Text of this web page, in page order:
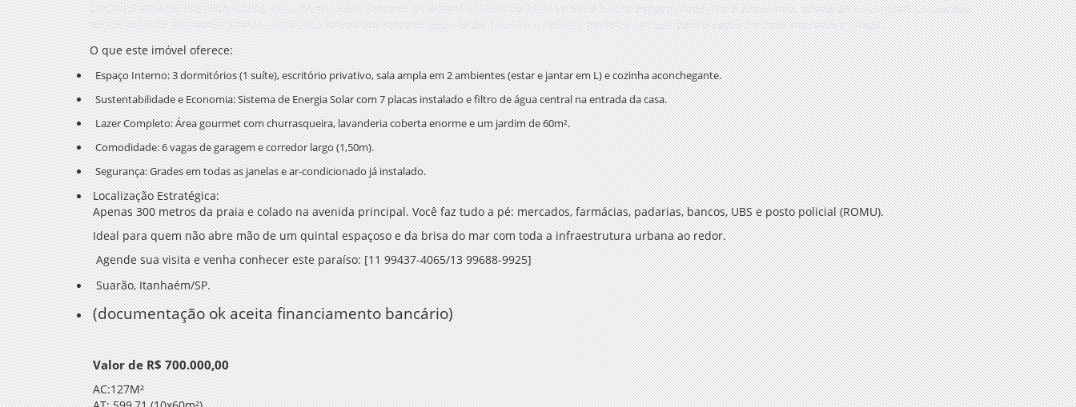
OPORTUNIDADE EM ITANHAÉM: Casa Térrea com Terreno de 600m² a 300m do Mar!Se você busca espaço, conforto e economia, acaba de encontrar! Localizada
no coração doBalneário Suarão, esta casa térrea em terreno gigante de10x60é o refúgio perfeito em um bairro seguro e com moradores fixos.
O que este imóvel oferece:
Espaço Interno:3 dormitórios (1 suíte), escritório privativo, sala ampla em 2 ambientes (estar e jantar em L) e cozinha aconchegante.
Sustentabilidade e Economia:Sistema deEnergia Solar com 7 placasinstalado e filtro de água central na entrada da casa.
Lazer Completo:Área gourmet com churrasqueira, lavanderia coberta enorme e um jardim de 60m².
Comodidade:6 vagas de garagem e corredor largo (1,50m).
Segurança:Grades em todas as janelas e ar-condicionado já instalado.
Localização Estratégica:
Apenas300 metros da praiae colado na avenida principal. Você faz tudo a pé: mercados, farmácias, padarias, bancos, UBS e posto policial (ROMU).
Ideal para quem não abre mão de um quintal espaçoso e da brisa do mar com toda a infraestrutura urbana ao redor.
Agende sua visita e venha conhecer este paraíso: [11 99437-4065/13 99688-9925]
Suarão, Itanhaém/SP.
(documentação ok aceita financiamento bancário)
Valor de R$ 700.000,00
AC:127M²